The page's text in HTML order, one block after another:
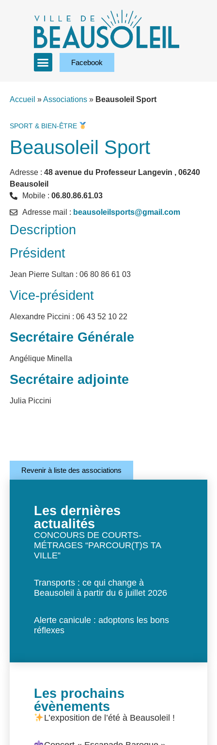
Facebook
Accueil »Associations » Beausoleil Sport
SPORT & BIEN-ÊTRE
Beausoleil Sport
Adresse : 48 avenue du Professeur Langevin , 06240
Beausoleil
Mobile : 06.80.86.61.03
Adresse mail : beausoleilsports@gmail.com
Description
Président
Jean Pierre Sultan : 06 80 86 61 03
Vice-président
Alexandre Piccini : 06 43 52 10 22
Secrétaire Générale
Angélique Minella
Secrétaire adjointe
Julia Piccini
Revenir à liste des associations
Les dernières
actualités
CONCOURS DE COURTS-
MÉTRAGES “PARCOUR(T)S TA
VILLE”
Transports : ce qui change à
Beausoleil à partir du 6 juillet 2026
Alerte canicule : adoptons les bons
réflexes
Les prochains
évènements
L’exposition de l’été à Beausoleil !